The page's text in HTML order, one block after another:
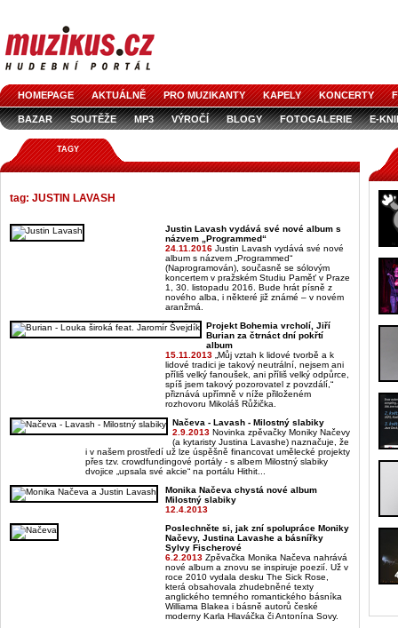
HOMEPAGE AKTUÁLNĚ PRO MUZIKANTY KAPELY KONCERTY
BAZAR SOUTĚŽE MP3 VÝROČÍ BLOGY FOTOGALERIE E-
TAGY
tag: JUSTIN LAVASH
Justin Lavash vydává své nové album s
názvem „Programmed“
24.11.2016 Justin Lavash vydává své nové
album s názvem „Programmed“
(Naprogramován), současně se sólovým
koncertem v pražském Studiu Paměť v Praze
1, 30. listopadu 2016. Bude hrát písně z
nového alba, i některé již známé – v novém
aranžmá.
Projekt Bohemia vrcholí, Jiří
Burian za čtrnáct dní pokřtí
album
15.11.2013 „Můj vztah k lidové tvorbě a k
lidové tradici je takový neutrální, nejsem ani
příliš velký fanoušek, ani příliš velký odpůrce,
spíš jsem takový pozorovatel z povzdálí,“
přiznává upřímně v níže přiloženém
rozhovoru Mikoláš Růžička.
Načeva - Lavash - Milostný slabiky
2.9.2013 Novinka zpěvačky Moniky Načevy
(a kytaristy Justina Lavashe) naznačuje, že
i v našem prostředí už lze úspěšně financovat umělecké projekty
přes tzv. crowdfundingové portály - s albem Milostný slabiky
dvojice „upsala své akcie“ na portálu Hithit...
Monika Načeva chystá nové album
Milostný slabiky
12.4.2013
Poslechněte si, jak zní spolupráce Moniky
Načevy, Justina Lavashe a básnířky
Sylvy Fischerové
6.2.2013 Zpěvačka Monika Načeva nahrává
nové album a znovu se inspiruje poezií. Už v
roce 2010 vydala desku The Sick Rose,
která obsahovala zhudebněné texty
anglického temného romantického básníka
Williama Blakea i básně autorů české
moderny Karla Hlaváčka či Antonína Sovy.